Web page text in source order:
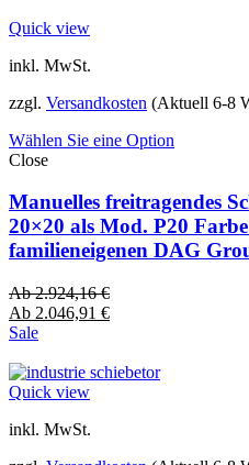
Quick view
inkl. MwSt.
zzgl. Versandkosten (Aktuell 6-8
Wählen Sie eine Option
Close
Manuelles freitragendes
20×20 als Mod. P20
familieneigenen DAG
Ab2.924,16€
Ab 2.046,91 €
Sale
Quick view
inkl. MwSt.